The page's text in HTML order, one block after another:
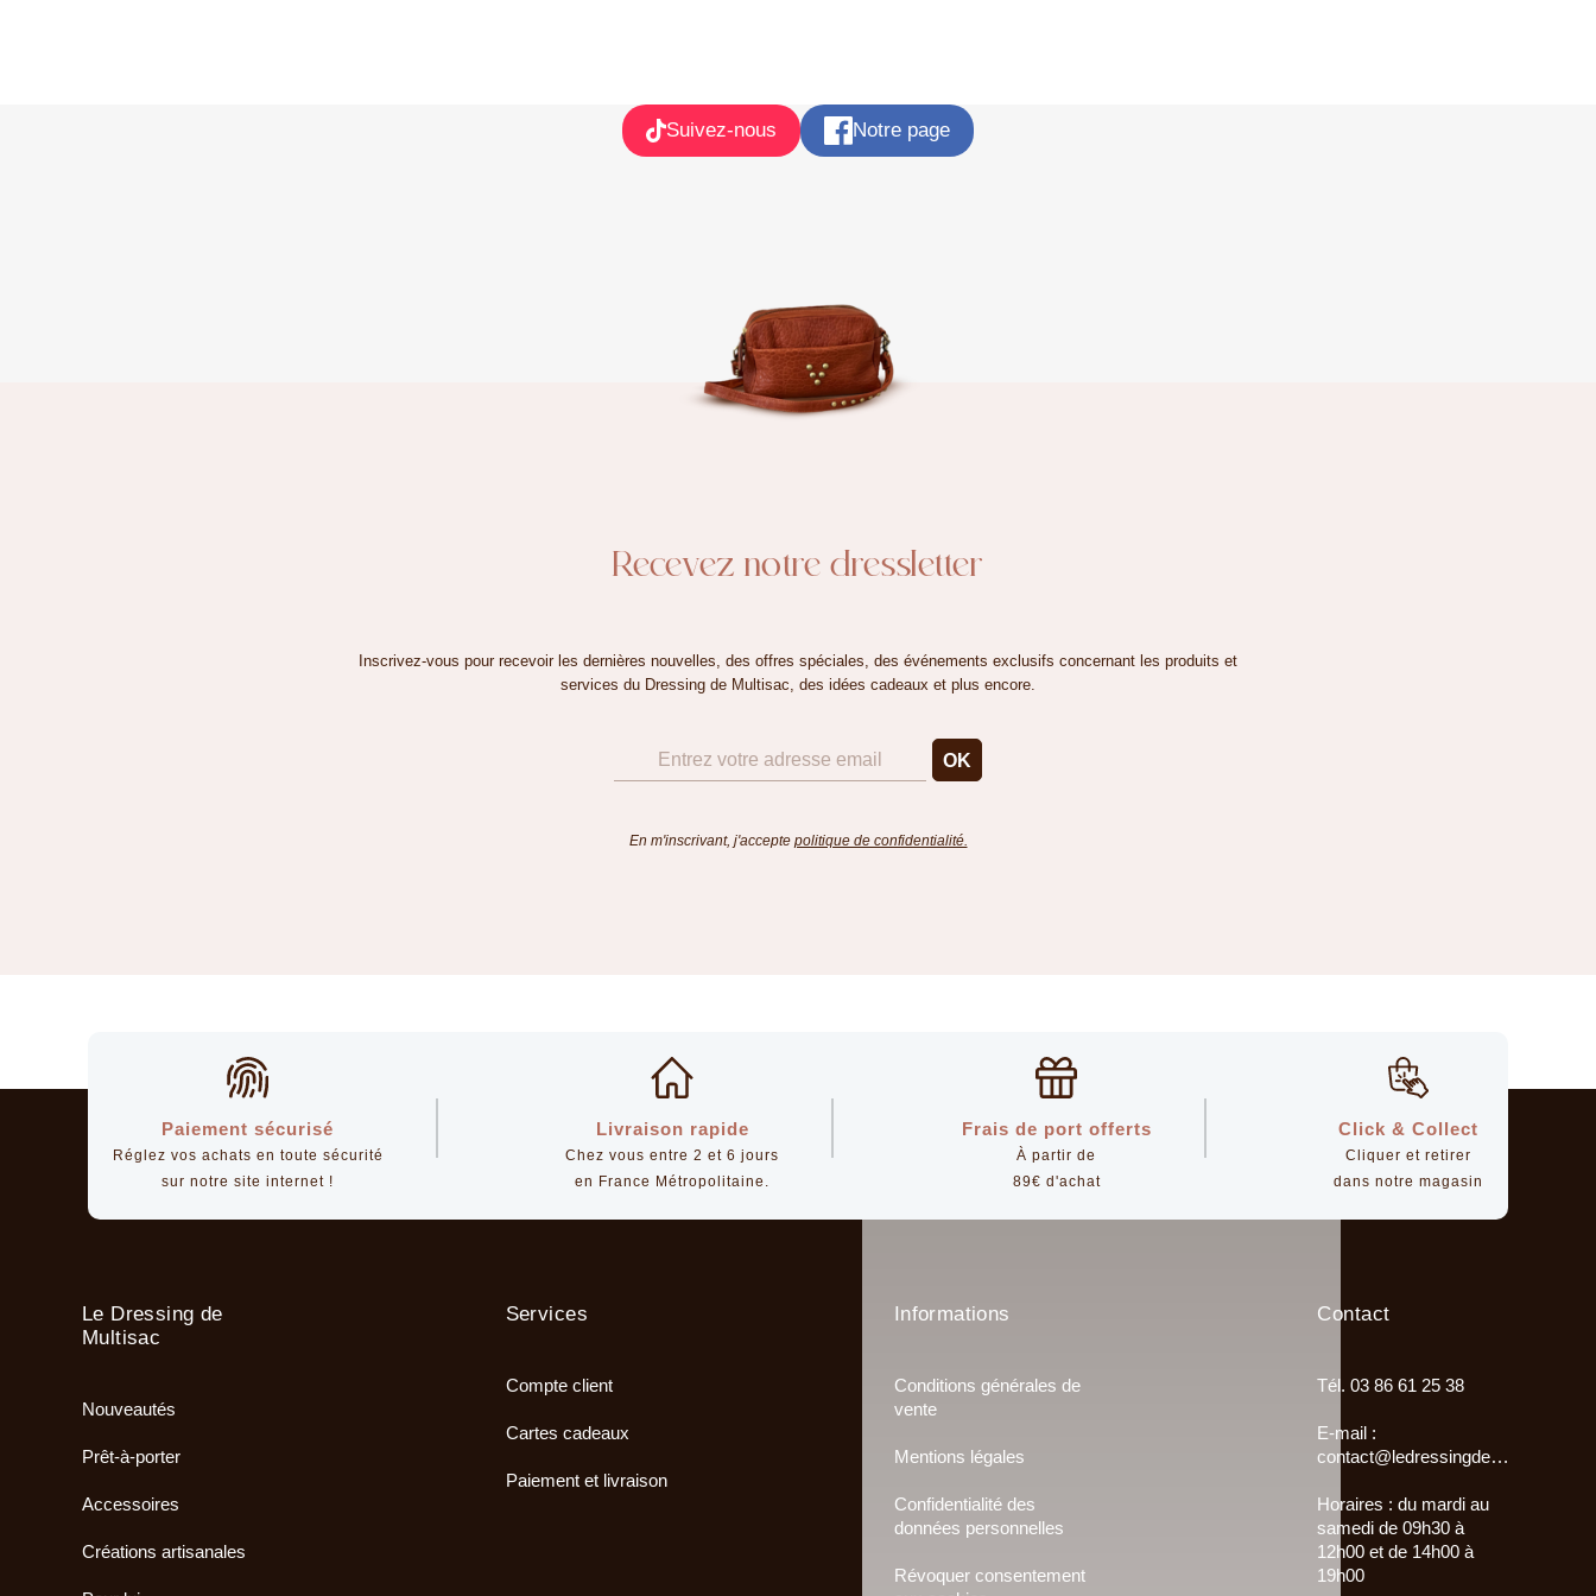
Suivez-nous Notre page
Recevez notre dressletter
Inscrivez-vous pour recevoir les dernières nouvelles, des offres spéciales, des événements exclusifs concernant les produits et
services du Dressing de Multisac, des idées cadeaux et plus encore.
En m'inscrivant, j'accepte politique de confidentialité.
Paiement sécurisé
Réglez vos achats en toute sécurité
sur notre site internet !
Livraison rapide
Chez vous entre 2 et 6 jours
en France Métropolitaine.
Frais de port offerts
À partir de
89€ d'achat
Click & Collect
Cliquer et retirer
dans notre magasin
Le Dressing de
Multisac
Nouveautés
Prêt-à-porter
Accessoires
Créations artisanales
Services
Compte client
Cartes cadeaux
Paiement et livraison
Informations
Conditions générales de
vente
Mentions légales
Confidentialité des
données personnelles
Révoquer consentement
Contact
Tél. 03 86 61 25 38
E-mail :
contact@ledressingdemultisac.fr
Horaires : du mardi au
samedi de 09h30 à
12h00 et de 14h00 à
19h00